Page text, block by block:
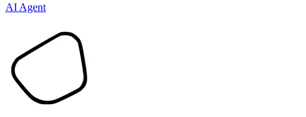
AI Agent